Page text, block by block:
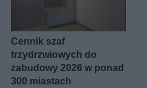
Cennik szaf
trzydrzwiowych do
zabudowy 2026 w ponad
300 miastach